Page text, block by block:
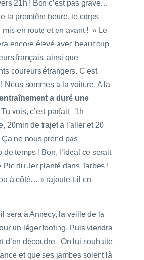
21h ! Bon c’est pas grave…
la première heure, le corps
mis en route et en avant ! » Le
encore élevé avec beaucoup
français, ainsi que
coureurs étrangers. C’est
Nous sommes à la voiture. A la
a duré une
vois, c’est parfait : 1h
20min de trajet à l’aller et 20
Ça ne nous prend pas
de temps ! Bon, l’idéal ce serait
Pic du Jer planté dans Tarbes !
à côté… » rajoute-t-il en
sera à Annecy, la veille de la
un léger footing. Puis viendra
d’en découdre ! On lui souhaite
et que ses jambes soient là